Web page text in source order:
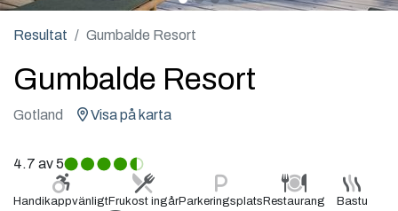
Resultat Gumbalde Resort
Gumbalde Resort
Gotland Visa på karta
HandikappvänligtFrukost ingårParkeringsplats Restaurang Bastu
4.7 av 5